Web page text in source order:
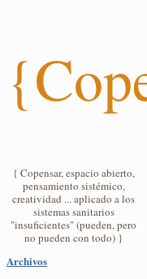
{ Copensar, espacio abierto,
pensamiento sistémico,
creatividad ... aplicado a los
sistemas sanitarios
"insuficientes" (pueden, pero
no pueden con todo) }
Archivos